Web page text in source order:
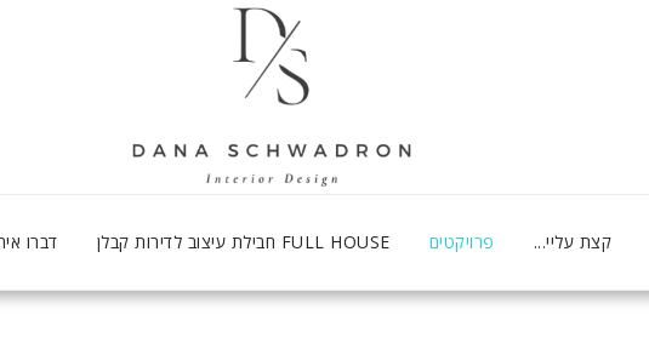
קצת עליי... פרויקטים FULL HOUSE חבילת עיצוב לדירות קבלן דברו